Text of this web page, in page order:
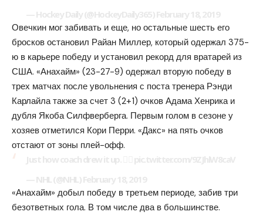
Овечкин мог забивать и еще, но остальные шесть его
бросков остановил Райан Миллер, который одержал 375-
ю в карьере победу и установил рекорд для вратарей из
США. «Анахайм» (23-27-9) одержал вторую победу в
трех матчах после увольнения с поста тренера Рэнди
Карлайла также за счет 3 (2+1) очков Адама Хенрика и
дубля Якоба Силфверберга. Первым голом в сезоне у
хозяев отметился Кори Перри. «Дакс» на пять очков
отстают от зоны плей-офф.
«Анахайм» добыл победу в третьем периоде, забив три
безответных гола. В том числе два в большинстве.